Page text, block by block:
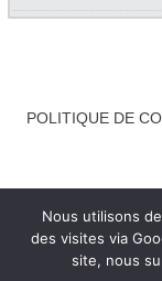
POLITIQUE DE
recevez nos
Nous utilisons
des visites via
site, nous